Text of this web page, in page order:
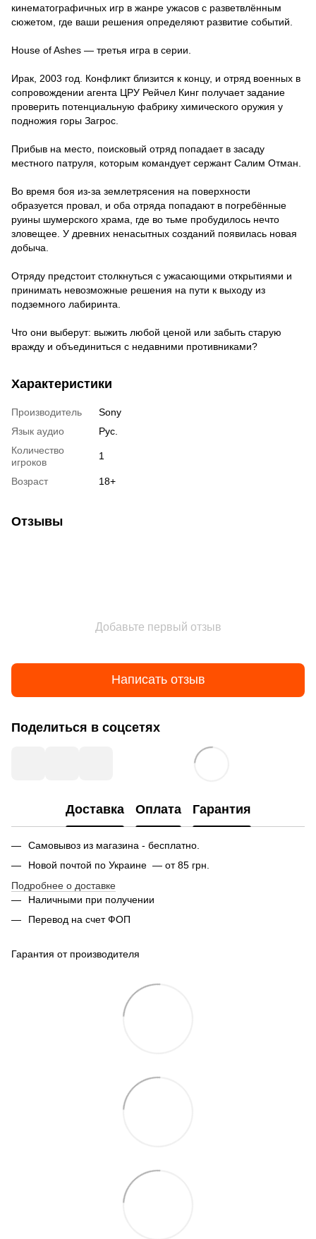
кинематографичных игр в жанре ужасов с разветвлённым
сюжетом, где ваши решения определяют развитие событий.
House of Ashes — третья игра в серии.
Ирак, 2003 год. Конфликт близится к концу, и отряд военных в
сопровождении агента ЦРУ Рейчел Кинг получает задание
проверить потенциальную фабрику химического оружия у
подножия горы Загрос.
Прибыв на место, поисковый отряд попадает в засаду
местного патруля, которым командует сержант Салим Отман.
Во время боя из-за землетрясения на поверхности
образуется провал, и оба отряда попадают в погребённые
руины шумерского храма, где во тьме пробудилось нечто
зловещее. У древних ненасытных созданий появилась новая
добыча.
Отряду предстоит столкнуться с ужасающими открытиями и
принимать невозможные решения на пути к выходу из
подземного лабиринта.
Что они выберут: выжить любой ценой или забыть старую
вражду и объединиться с недавними противниками?
Характеристики
Производитель
Sony
Язык аудио
Рус.
Количество
игроков
1
Возраст 18+
Отзывы
Добавьте первый отзыв
Написать отзыв
Поделиться в соцсетях
Доставка Оплата Гарантия
Самовывоз из магазина - бесплатно.
Новой почтой по Украине — от 85 грн.
Подробнее о доставке
Наличными при получении
Перевод на счет ФОП
Гарантия от производителя